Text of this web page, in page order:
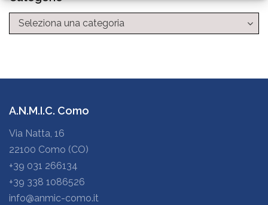
Categorie
A.N.M.I.C. Como
Via Natta, 16
22100 Como (CO)
+39 031 266134
+39 338 1086526
info@anmic-como.it